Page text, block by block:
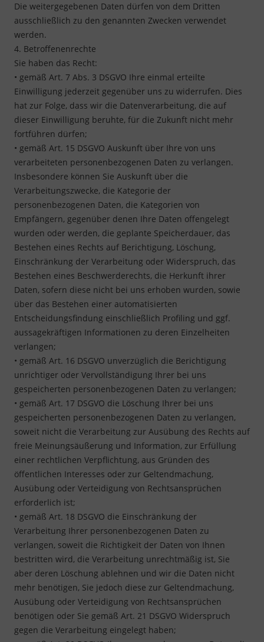
Die weitergegebenen Daten dürfen von dem Dritten
ausschließlich zu den genannten Zwecken verwendet
werden.
4. Betroffenenrechte
Sie haben das Recht:
• gemäß Art. 7 Abs. 3 DSGVO Ihre einmal erteilte
Einwilligung jederzeit gegenüber uns zu widerrufen. Dies
hat zur Folge, dass wir die Datenverarbeitung, die auf
dieser Einwilligung beruhte, für die Zukunft nicht mehr
fortführen dürfen;
• gemäß Art. 15 DSGVO Auskunft über Ihre von uns
verarbeiteten personenbezogenen Daten zu verlangen.
Insbesondere können Sie Auskunft über die
Verarbeitungszwecke, die Kategorie der
personenbezogenen Daten, die Kategorien von
Empfängern, gegenüber denen Ihre Daten offengelegt
wurden oder werden, die geplante Speicherdauer, das
Bestehen eines Rechts auf Berichtigung, Löschung,
Einschränkung der Verarbeitung oder Widerspruch, das
Bestehen eines Beschwerderechts, die Herkunft ihrer
Daten, sofern diese nicht bei uns erhoben wurden, sowie
über das Bestehen einer automatisierten
Entscheidungsfindung einschließlich Profiling und ggf.
aussagekräftigen Informationen zu deren Einzelheiten
verlangen;
• gemäß Art. 16 DSGVO unverzüglich die Berichtigung
unrichtiger oder Vervollständigung Ihrer bei uns
gespeicherten personenbezogenen Daten zu verlangen;
• gemäß Art. 17 DSGVO die Löschung Ihrer bei uns
gespeicherten personenbezogenen Daten zu verlangen,
soweit nicht die Verarbeitung zur Ausübung des Rechts auf
freie Meinungsäußerung und Information, zur Erfüllung
einer rechtlichen Verpflichtung, aus Gründen des
öffentlichen Interesses oder zur Geltendmachung,
Ausübung oder Verteidigung von Rechtsansprüchen
erforderlich ist;
• gemäß Art. 18 DSGVO die Einschränkung der
Verarbeitung Ihrer personenbezogenen Daten zu
verlangen, soweit die Richtigkeit der Daten von Ihnen
bestritten wird, die Verarbeitung unrechtmäßig ist, Sie
aber deren Löschung ablehnen und wir die Daten nicht
mehr benötigen, Sie jedoch diese zur Geltendmachung,
Ausübung oder Verteidigung von Rechtsansprüchen
benötigen oder Sie gemäß Art. 21 DSGVO Widerspruch
gegen die Verarbeitung eingelegt haben;